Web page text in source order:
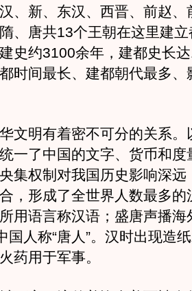
、新、东汉、西晋、前赵、
、唐共13个王朝在这里建
史约3100余年，建都史长
时间最长、建都朝代最多、
明有着密不可分的关系。
一了中国的文字、货币和度
集权制对我国历史影响深远
，形成了全世界人数最多的
用语言称汉语；盛唐声播海
国人称“唐人”。汉时出现造
药用于军事。